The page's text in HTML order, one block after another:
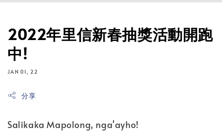
2022年里信新春抽獎活動開跑
中!
JAN 01, 22
分享
Salikaka Mapolong, nga'ayho!